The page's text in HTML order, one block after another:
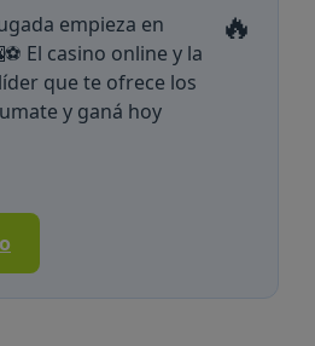
empieza en
El casino online y la
que te ofrece los
y ganá hoy
🔥